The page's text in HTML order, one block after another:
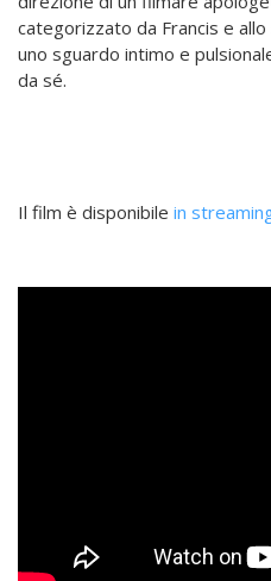
categorizzato da Francis e
uno sguardo intimo e
da sé.
Il film è disponibile in